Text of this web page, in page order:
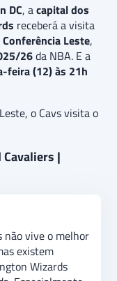
DC, acapital dos
receberá a visita
Conferência Leste,
26da NBA. E a
feira (12) às 21h
o Cavs visita o
|
não vive o melhor
existem
Wizards